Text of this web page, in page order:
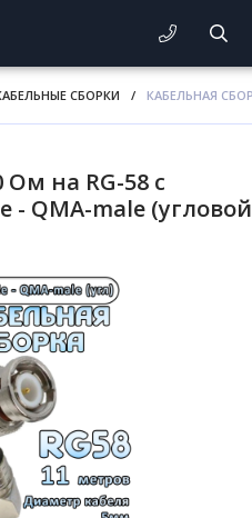
СБОРКИ / КАБЕЛЬНАЯ
Ом на RG-58 с
QMA-male